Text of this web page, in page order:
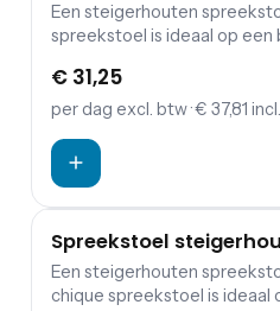
Een steigerhouten
spreekstoel is ideaal op een
€ 31,25
per dag excl. btw· € 37,81 incl.
Spreekstoel
Een steigerhouten
chique spreekstoel is ideaal